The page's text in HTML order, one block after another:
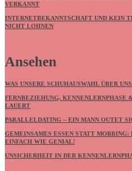
VERKANNT
INTERNETBEKANNTSCHAFT UND KEIN
NICHT LOHNEN
Ansehen
WAS UNSERE SCHUHAUSWAHL ÜBER
FERNBEZIEHUNG, KENNENLERNPHASE
AUERT
PARALLELDATING – EIN MANN OUTET
GEMEINSAMES ESSEN STATT MOBBING:
EINFACH WIE GENIAL!
UNSICHERHEIT IN DER